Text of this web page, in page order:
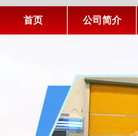
首页 公司简介